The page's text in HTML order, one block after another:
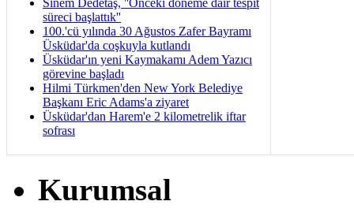
süreci başlattık''
100.'cü yılında 30 Ağustos Zafer Bayramı
Üsküdar'da coşkuyla kutlandı
Üsküdar'ın yeni Kaymakamı Adem Yazıcı
görevine başladı
Hilmi Türkmen'den New York Belediye
Başkanı Eric Adams'a ziyaret
Üsküdar'dan Harem'e 2 kilometrelik iftar
sofrası
Kurumsal